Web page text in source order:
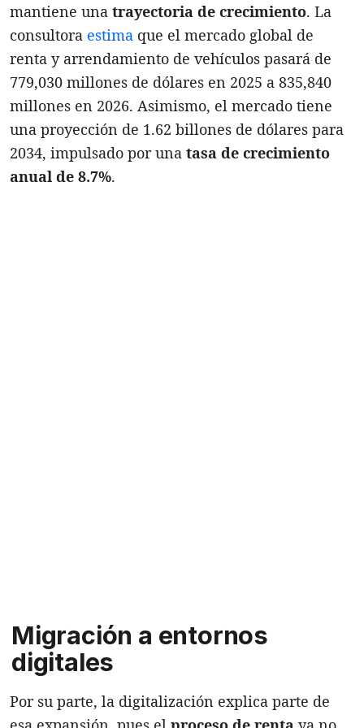
mantiene una trayectoria de crecimiento. La
consultora estima que el mercado global de
renta y arrendamiento de vehículos pasará de
779,030 millones de dólares en 2025 a 835,840
millones en 2026. Asimismo, el mercado tiene
una proyección de 1.62 billones de dólares para
2034, impulsado por una tasa de crecimiento
anual de 8.7%.
Migración a entornos
digitales
Por su parte, la digitalización explica parte de